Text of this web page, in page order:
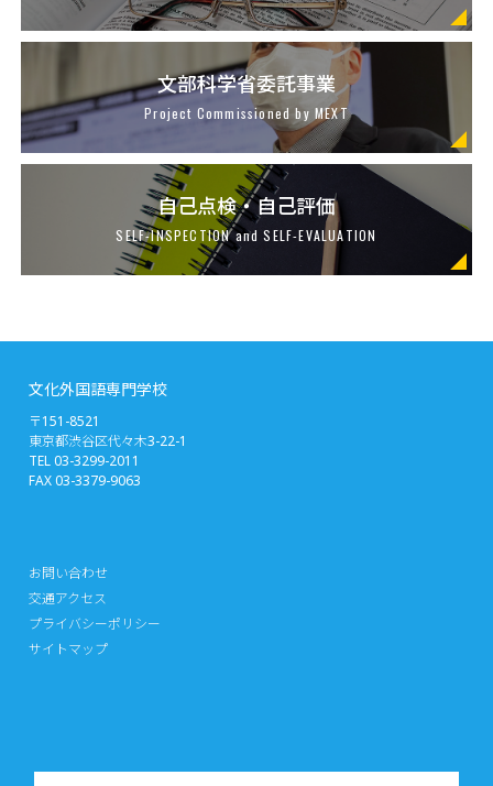
文部科学省委託事業
Project Commissioned by MEXT
自己点検・自己評価
SELF-INSPECTION and SELF-EVALUATION
文化外国語専門学校
〒151-8521
東京都渋谷区代々木3-22-1
TEL 03-3299-2011
FAX 03-3379-9063
お問い合わせ
交通アクセス
プライバシーポリシー
サイトマップ